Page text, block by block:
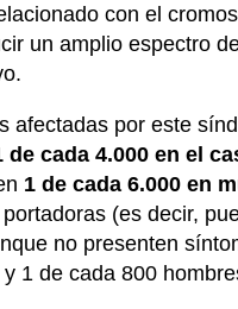
con el
un amplio espectro
afectadas por este
de cada 4.000 en el
1 de cada 6.000 en
(es decir,
no presenten
1 de cada 800